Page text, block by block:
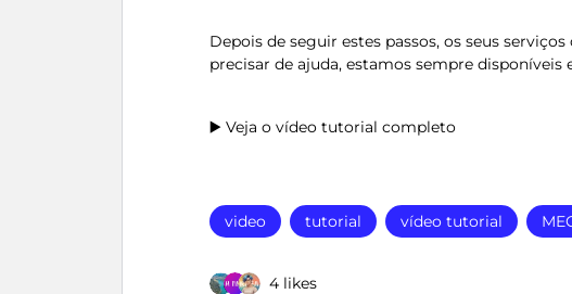
Depois de seguir estes passos, os seus
precisar de ajuda, estamos sempre disponíveis
▶️ Veja o vídeo tutorial completo
video tutorial vídeo tutorial
4 likes